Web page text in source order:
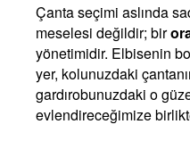
Çanta seçimi aslında
meselesi değildir; bir
yönetimidir. Elbisenin
yer, kolunuzdaki
gardırobunuzdaki o
evlendireceğimize